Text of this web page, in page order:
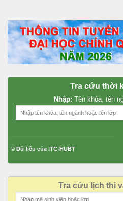
Tra cứu thời
Nhập: Tên khóa, tên
© Dữ liệu của ITC-HUBT
Tra cứu lịch thi